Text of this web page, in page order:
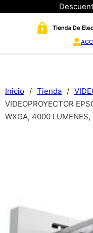
Inicio / Tienda /
VIDEOPROYECTOR
WXGA, 4000 LUMENES,